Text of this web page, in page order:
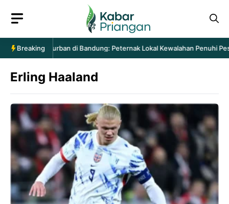
Breaking
Hewan Kurban di Bandung: Peternak Lokal Kewalahan Penuhi
Erling Haaland